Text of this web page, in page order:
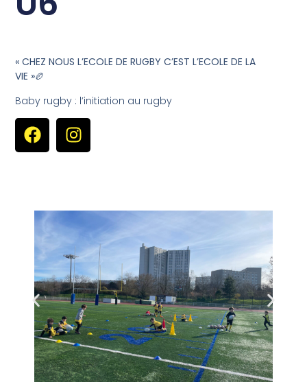
« CHEZ NOUS L’ECOLE DE RUGBY C’EST L’ECOLE DE LA
VIE »🏉
Baby rugby : l’initiation au rugby